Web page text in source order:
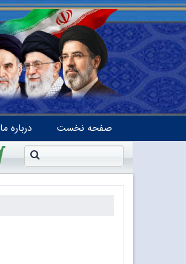
صفحه نخست درباره ما